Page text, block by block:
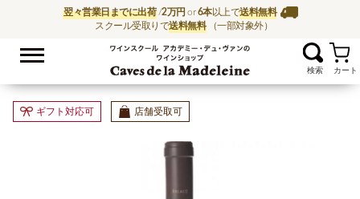
翌々営業日までに出荷/2万円 or6本以上で送料無料
スクール受取りで送料無料 （一部対象外）
ワイン通販ならワイ
お気に入
ギフト対応可 店舗受取可